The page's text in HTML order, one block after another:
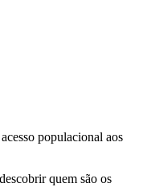
populacional aos
quem são os